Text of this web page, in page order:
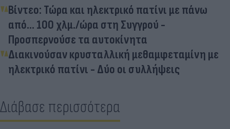
Βίντεο: Τώρα και ηλεκτρικό πατίνι με πάνω
από… 100 χλμ./ώρα στη Συγγρού -
Προσπερνούσε τα αυτοκίνητα
Διακινούσαν κρυσταλλική μεθαμφεταμίνη με
ηλεκτρικό πατίνι - Δύο οι συλλήψεις
Διάβασε περισσότερα